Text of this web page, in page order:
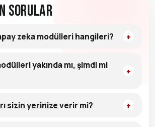
Sorular
zeka modülleri hangileri?
yakında mı, şimdi mi
sizin yerinize verir mi?